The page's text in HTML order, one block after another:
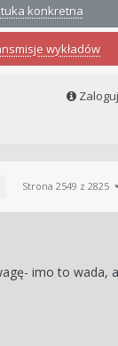
konkretna
wykładów
Strona 2549 z 2825
imo to wada,